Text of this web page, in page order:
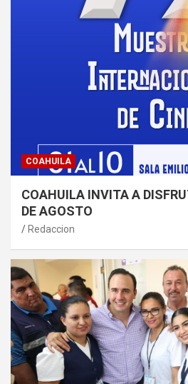
COAHUILA
COAHUILA INVITA A
DE AGOSTO
Redaccion